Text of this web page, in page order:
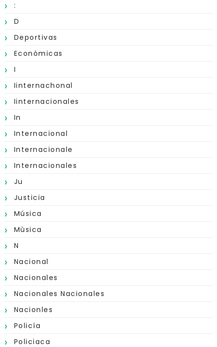
:
D
Deportivas
Económicas
I
Iinternachonal
Iinternacionales
In
Internacional
Internacionale
Internacionales
Ju
Justicia
Música
Mùsica
N
Nacional
Nacionales
Nacionales Nacionales
Nacionles
Policía
Policiaca